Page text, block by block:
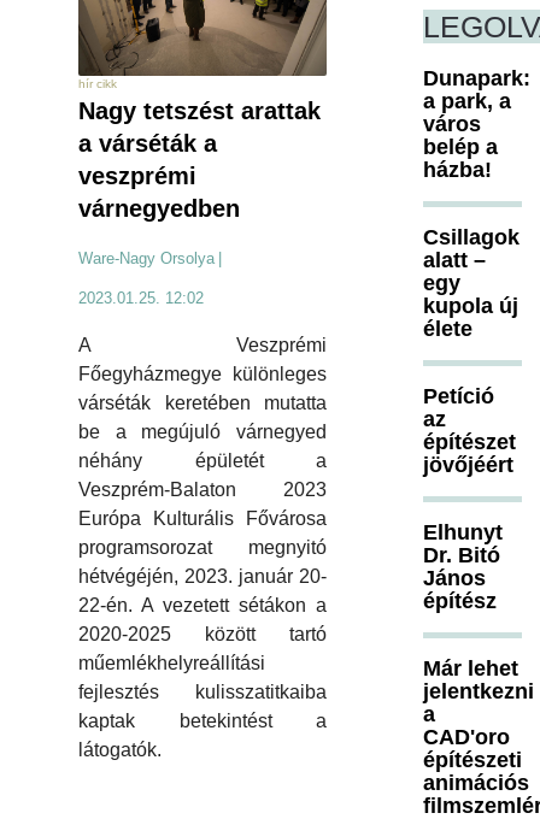
hír cikk
Nagy tetszést arattak
a várséták a
veszprémi
várnegyedben
Ware-Nagy Orsolya |
2023.01.25. 12:02
A Veszprémi
Főegyházmegye különleges
várséták keretében mutatta
be a megújuló várnegyed
néhány épületét a
Veszprém-Balaton 2023
Európa Kulturális Fővárosa
programsorozat megnyitó
hétvégéjén, 2023. január 20-
22-én. A vezetett sétákon a
2020-2025 között tartó
műemlékhelyreállítási
fejlesztés kulisszatitkaiba
kaptak betekintést a
látogatók.
Dunapark:
a park, a
város
belép a
házba!
Csillagok
alatt –
egy
kupola új
élete
Petíció
az
építészet
jövőjéért
Elhunyt
Dr. Bitó
János
építész
Már lehet
jelentkezni
a
CAD'oro
építészeti
animációs